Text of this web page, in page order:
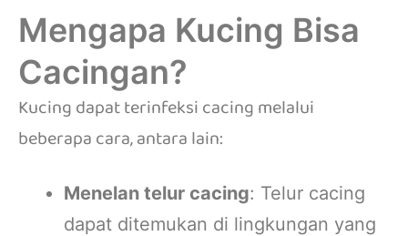
Mengapa Kucing Bisa
Cacingan?
Kucing dapat terinfeksi cacing melalui
beberapa cara, antara lain:
Menelan telur cacing: Telur cacing
dapat ditemukan di lingkungan yang